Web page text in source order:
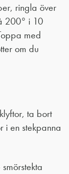
ringla över
200° i 10
med
om du
ta bort
i en stekpanna